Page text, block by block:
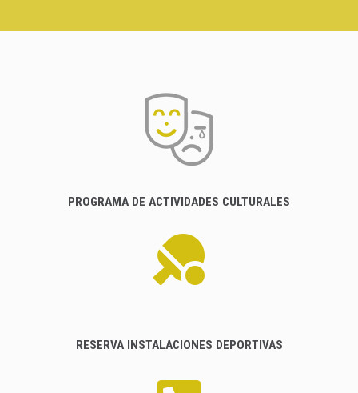
PROGRAMA DE ACTIVIDADES CULTURALES
RESERVA INSTALACIONES DEPORTIVAS